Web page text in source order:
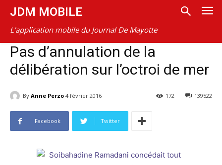
JDM MOBILE
L'application mobile du Journal De Mayotte
Pas d’annulation de la
délibération sur l’octroi de mer
By Anne Perzo 4 février 2016 139522
172
Facebook Twitter